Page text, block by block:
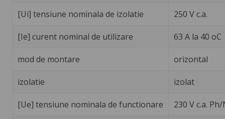
[Ui] tensiune nominala de izolatie 250 V c.a.
[Ie] curent nominal de utilizare 63 A la 40 oC
mod de montare orizontal
izolatie izolat
[Ue] tensiune nominala de functionare 230 V c.a. Ph/